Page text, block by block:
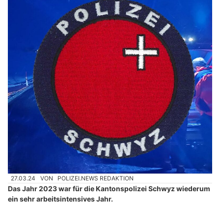
27.03.24 VON POLIZEI.NEWS REDAKTION
Das Jahr 2023 war für die Kantonspolizei Schwyz wiederum
ein sehr arbeitsintensives Jahr.